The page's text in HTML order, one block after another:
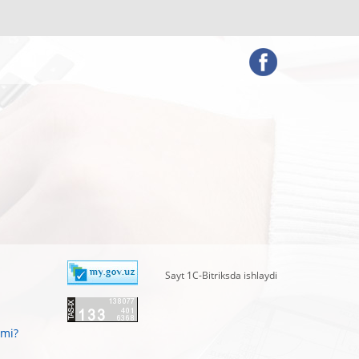
Sayt 1C-Bitriksda ishlaydi